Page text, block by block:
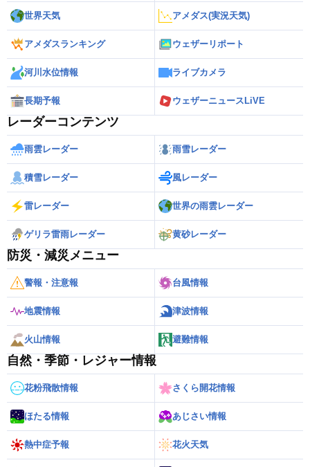
世界天気 アメダス(実況天気)
アメダスランキング ウェザーリポート
河川水位情報 ライブカメラ
長期予報 ウェザーニュースLiVE
レーダーコンテンツ
雨雲レーダー 雨雪レーダー
積雪レーダー 風レーダー
雷レーダー 世界の雨雲レーダー
ゲリラ雷雨レーダー 黄砂レーダー
防災・減災メニュー
警報・注意報 台風情報
地震情報 津波情報
火山情報 避難情報
自然・季節・レジャー情報
花粉飛散情報 さくら開花情報
ほたる情報 あじさい情報
熱中症予報 花火天気